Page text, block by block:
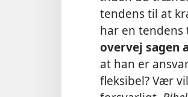
tendens til at
har en
overvej sagen
at han er
fleksibel? Vær